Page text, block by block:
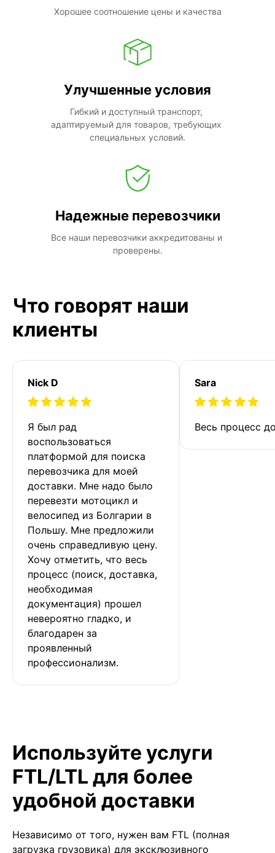
Хорошее соотношение цены и качества
Улучшенные условия
Гибкий и доступный транспорт,
адаптируемый для товаров, требующих
специальных условий.
Надежные перевозчики
Все наши перевозчики аккредитованы и
проверены.
Что говорят наши
клиенты
Nick D
Я был рад
воспользоваться
платформой для поиска
перевозчика для моей
доставки. Мне надо было
перевезти мотоцикл и
велосипед из Болгарии в
Польшу. Мне предложили
очень справедливую цену.
Хочу отметить, что весь
процесс (поиск, доставка,
необходимая
документация) прошел
невероятно гладко, и
благодарен за
проявленный
профессионализм.
Sara
Весь процесс
Используйте услуги
FTL/LTL для более
удобной доставки
Независимо от того, нужен вам FTL (полная
загрузка грузовика) для эксклюзивного